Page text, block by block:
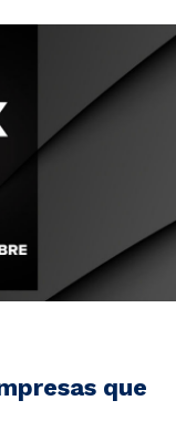
que